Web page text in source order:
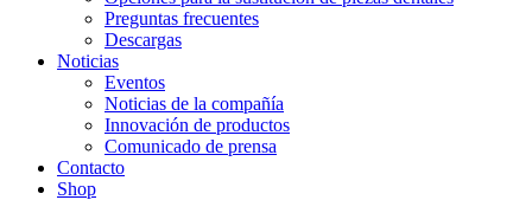
Preguntas frecuentes
Descargas
Noticias
Eventos
Noticias de la compañía
Innovación de productos
Comunicado de prensa
Contacto
Shop